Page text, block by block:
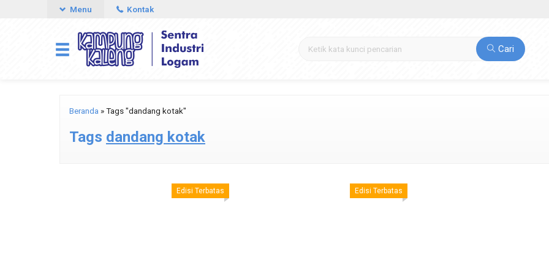
Menu Kontak
Cari
Beranda »Tags "dandang kotak"
Tags dandang kotak
Edisi Terbatas Edisi Terbatas